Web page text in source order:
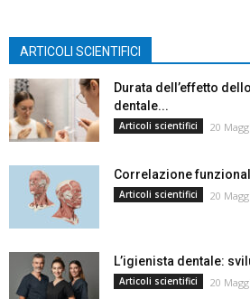
ARTICOLI SCIENTIFICI
Durata dell’effetto
dentale...
Articoli scientifici 20
Correlazione
Articoli scientifici 20
L’igienista dentale:
Articoli scientifici 20